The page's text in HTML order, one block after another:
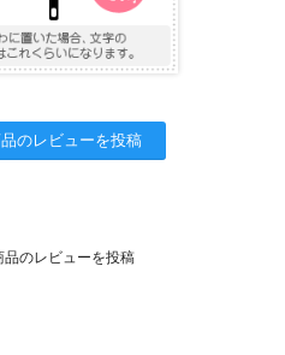
のレビューを投稿
品のレビューを投稿